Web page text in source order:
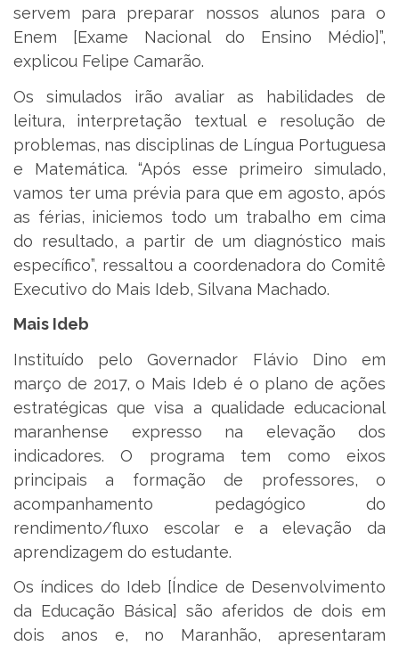
servem para preparar nossos alunos para o
Enem [Exame Nacional do Ensino Médio]”,
explicou Felipe Camarão.
Os simulados irão avaliar as habilidades de
leitura, interpretação textual e resolução de
problemas, nas disciplinas de Língua Portuguesa
e Matemática. “Após esse primeiro simulado,
vamos ter uma prévia para que em agosto, após
as férias, iniciemos todo um trabalho em cima
do resultado, a partir de um diagnóstico mais
específico”, ressaltou a coordenadora do Comitê
Executivo do Mais Ideb, Silvana Machado.
Mais Ideb
Instituído pelo Governador Flávio Dino em
março de 2017, o Mais Ideb é o plano de ações
estratégicas que visa a qualidade educacional
maranhense expresso na elevação dos
indicadores. O programa tem como eixos
principais a formação de professores, o
acompanhamento pedagógico do
rendimento/fluxo escolar e a elevação da
aprendizagem do estudante.
Os índices do Ideb [Índice de Desenvolvimento
da Educação Básica] são aferidos de dois em
dois anos e, no Maranhão, apresentaram